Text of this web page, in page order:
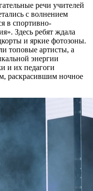
речи учителей
с волнением
в спортивно-
Здесь ребят ждала
и яркие фотозоны.
топовые артисты, а
энергии
и их педагоги
раскрасившим ночное